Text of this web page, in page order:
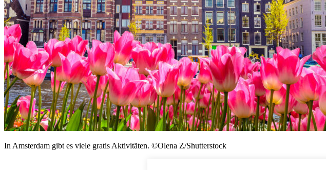
In Amsterdam gibt es viele gratis Aktivitäten. ©Olena Z/Shutterstock